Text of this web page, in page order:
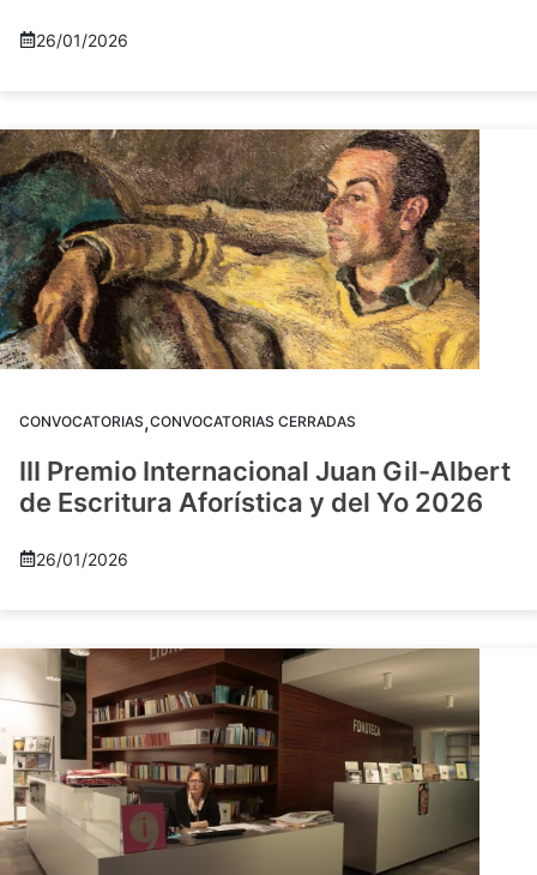
26/01/2026
CONVOCATORIAS,CONVOCATORIAS CERRADAS
III Premio Internacional Juan Gil-Albert
de Escritura Aforística y del Yo 2026
26/01/2026